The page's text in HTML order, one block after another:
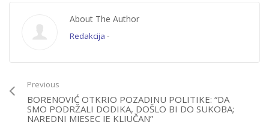
About The Author
Redakcija -
Previous
BORENOVIĆ OTKRIO POZADINU POLITIKE: “DA
SMO PODRŽALI DODIKA, DOŠLO BI DO SUKOBA;
NAREDNI MJESEC JE KLJUČAN”